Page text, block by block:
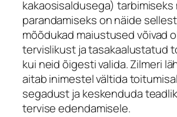
kakaosisaldusega) tarbimiseks
parandamiseks on näide
mõõdukad maiustused võivad
tervislikust ja tasakaalustatud
kui neid õigesti valida. Zilmeri
aitab inimestel vältida
segadust ja keskenduda
tervise edendamisele.